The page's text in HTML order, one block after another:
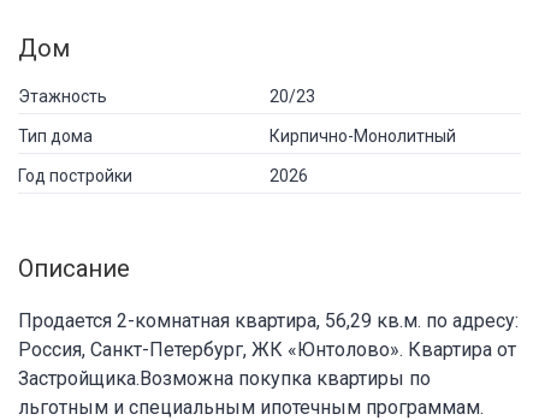
Дом
Этажность 20/23
Тип дома Кирпично-Монолитный
Год постройки 2026
Описание
Продается 2-комнатная квартира, 56,29 кв.м. по адресу:
Россия, Санкт-Петербург, ЖК «Юнтолово». Квартира от
Застройщика.Возможна покупка квартиры по
льготным и специальным ипотечным программам.